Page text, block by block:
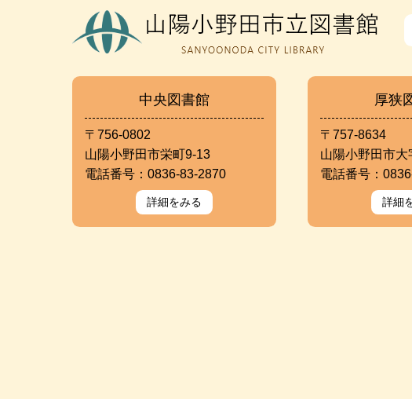
中央図書館
〒756-0802
山陽小野田市栄町9-13
電話番号：0836-83-2870
詳細をみる
厚狭
〒757-8634
山陽小野田市
電話番号：
詳細